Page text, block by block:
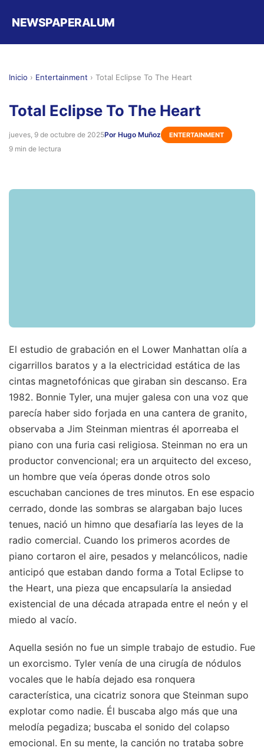
NEWSPAPERALUM
Inicio › Entertainment › Total Eclipse To The Heart
Total Eclipse To The Heart
jueves, 9 de octubre de 2025Por Hugo Muñoz ENTERTAINMENT
9 min de lectura
El estudio de grabación en el Lower Manhattan olía a
cigarrillos baratos y a la electricidad estática de las
cintas magnetofónicas que giraban sin descanso. Era
1982. Bonnie Tyler, una mujer galesa con una voz que
parecía haber sido forjada en una cantera de granito,
observaba a Jim Steinman mientras él aporreaba el
piano con una furia casi religiosa. Steinman no era un
productor convencional; era un arquitecto del exceso,
un hombre que veía óperas donde otros solo
escuchaban canciones de tres minutos. En ese espacio
cerrado, donde las sombras se alargaban bajo luces
tenues, nació un himno que desafiaría las leyes de la
radio comercial. Cuando los primeros acordes de
piano cortaron el aire, pesados y melancólicos, nadie
anticipó que estaban dando forma a Total Eclipse to
the Heart, una pieza que encapsularía la ansiedad
existencial de una década atrapada entre el neón y el
miedo al vacío.
Aquella sesión no fue un simple trabajo de estudio. Fue
un exorcismo. Tyler venía de una cirugía de nódulos
vocales que le había dejado esa ronquera
característica, una cicatriz sonora que Steinman supo
explotar como nadie. Él buscaba algo más que una
melodía pegadiza; buscaba el sonido del colapso
emocional. En su mente, la canción no trataba sobre